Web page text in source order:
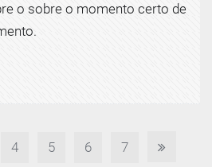
o sobre o momento certo de
4 5 6 7